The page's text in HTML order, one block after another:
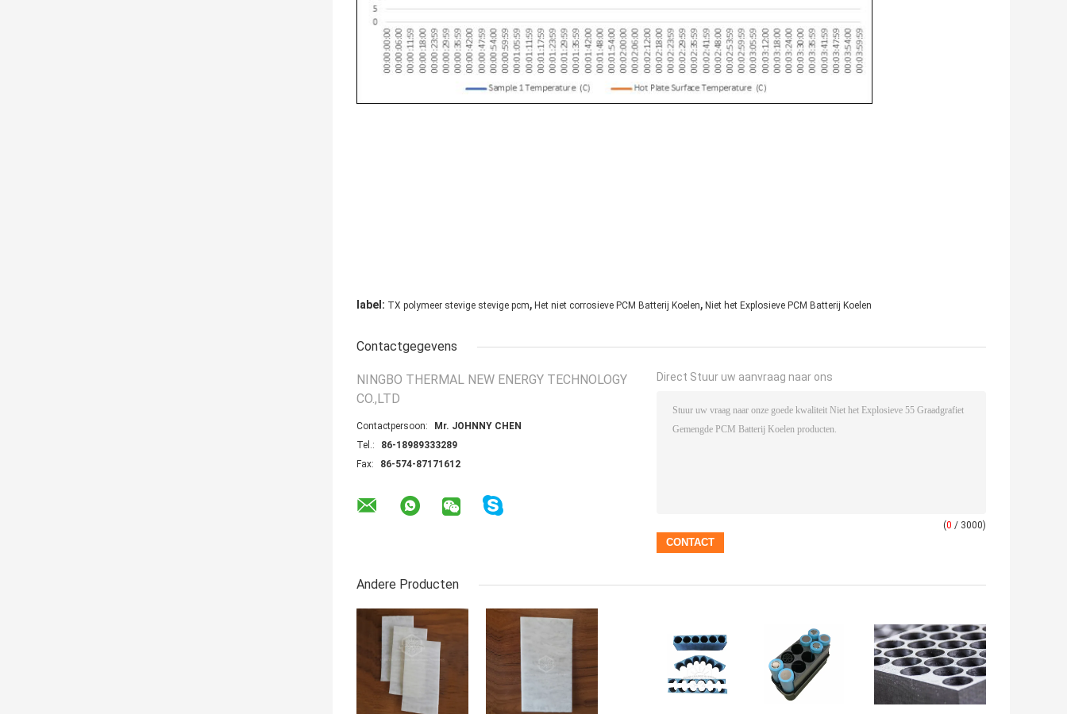
label: TX polymeer stevige stevige pcm, Het niet corrosieve PCM Batterij Koelen, Niet het Explosieve PCM Batterij Koelen
Contactgegevens
NINGBO THERMAL NEW ENERGY TECHNOLOGY
CO.,LTD
Contactpersoon:
Mr. JOHNNY CHEN
Tel.:
86-18989333289
Fax:
86-574-87171612
Direct Stuur uw aanvraag naar ons
(0 / 3000)
Andere Producten